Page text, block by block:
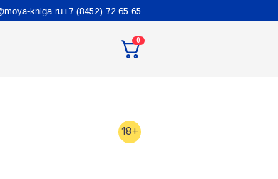
kniga.ru+7 (8452) 72 65 65
0
18+